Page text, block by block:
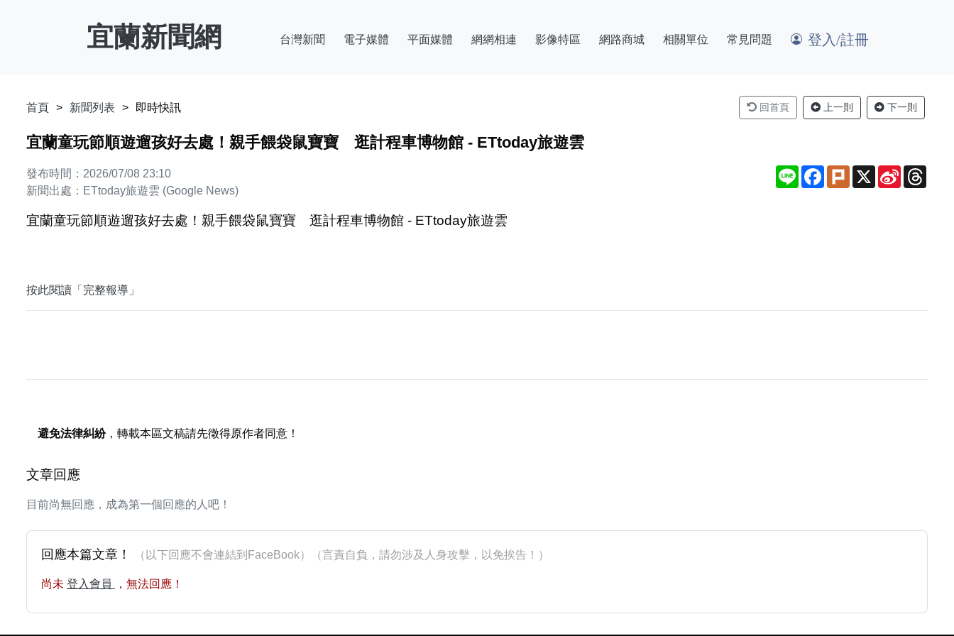
宜蘭新聞網 台灣新聞 電子媒體 平面媒體 網網相連 影像特區 網路商城 相關單位 常見問題 登入/註冊
首頁 新聞列表 即時快訊 回首頁 上一則 下一則
宜蘭童玩節順遊遛孩好去處！親手餵袋鼠寶寶 逛計程車博物館 - ETtoday旅遊雲
發布時間：2026/07/08 23:10
新聞出處：ETtoday旅遊雲 (Google News)
Line Facebook
Plurk X
Sina
Weibo
宜蘭童玩節順遊遛孩好去處！親手餵袋鼠寶寶 逛計程車博物館 - ETtoday旅遊雲
按此閱讀「完整報導」
避免法律糾紛，轉載本區文稿請先徵得原作者同意！
文章回應
目前尚無回應，成為第一個回應的人吧！
回應本篇文章！ （以下回應不會連結到FaceBook）（言責自負，請勿涉及人身攻擊，以免挨告！）
尚未 登入會員 ，無法回應！